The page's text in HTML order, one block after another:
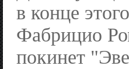
в конце
Фабрицио
покинет